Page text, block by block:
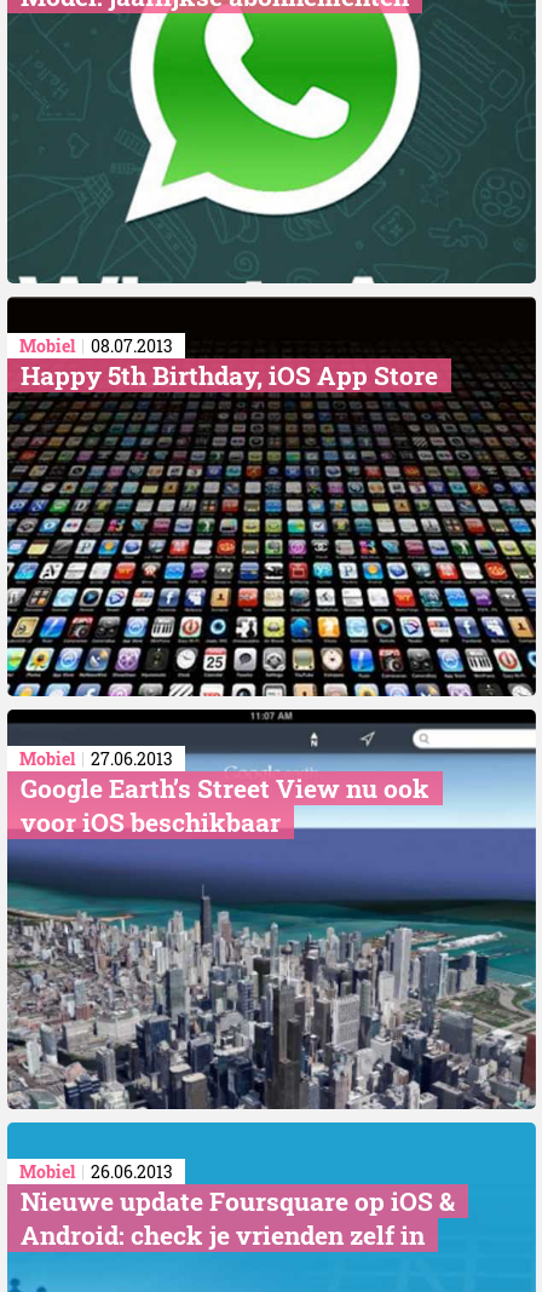
Mobiel 08.07.2013
Happy 5th Birthday, iOS App Store
Mobiel 27.06.2013
Google Earth’s Street View nu ook
voor iOS beschikbaar
Mobiel 26.06.2013
Nieuwe update Foursquare op iOS &
Android: check je vrienden zelf in